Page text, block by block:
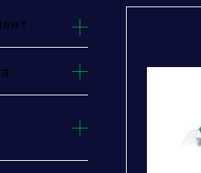
компания